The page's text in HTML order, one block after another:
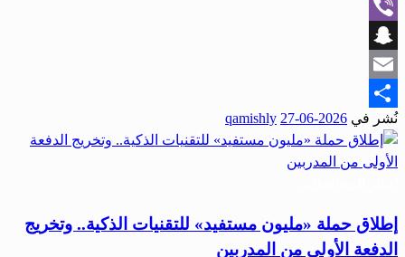
WhatsApp
Viber
Snapchat
Email
Share
نُشر في 2026-06-27
qamishly
إطلاق حملة «مليون مستفيد» للتقنيات الذكية.. وتخريج
الدفعة الأولى من المدربين